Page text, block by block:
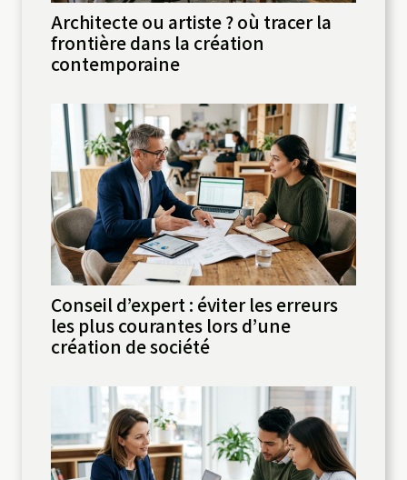
Architecte ou artiste ? où tracer la
frontière dans la création
contemporaine
Conseil d’expert : éviter les erreurs
les plus courantes lors d’une
création de société